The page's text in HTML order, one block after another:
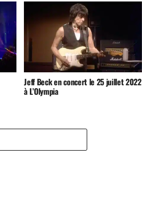
Jeff Beck en concert le 25 juillet 2022
à L’Olympia